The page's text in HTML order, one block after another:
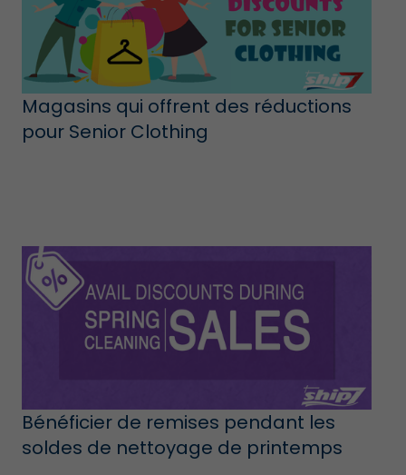
Magasins qui offrent des réductions
pour Senior Clothing
Bénéficier de remises pendant les
soldes de nettoyage de printemps